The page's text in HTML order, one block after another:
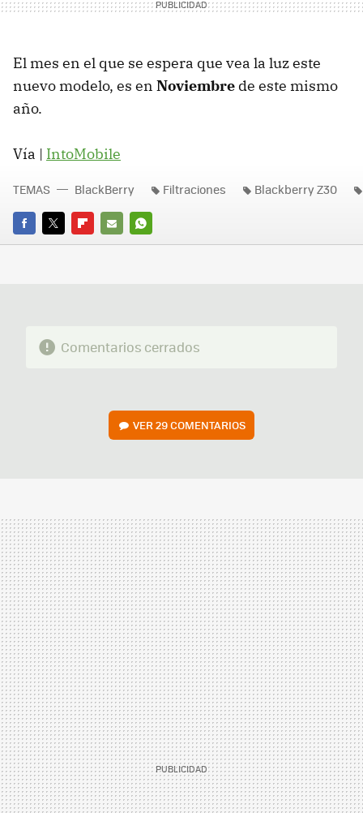
El mes en el que se espera que vea la luz este
nuevo modelo, es en Noviembre de este mismo
año.
Vía | IntoMobile
FACEBOOK
TWITTERFLIPBOARD
E-
WHATSAPP
TEMAS BlackBerry Filtraciones Blackberry Z30
Comentarios cerrados
VER29 COMENTARIOS